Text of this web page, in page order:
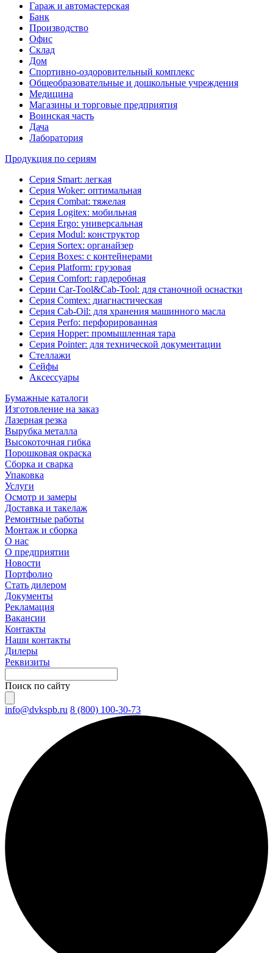
Гараж и автомастерская
Банк
Производство
Офис
Склад
Дом
Спортивно-оздоровительный комплекс
Общеобразовательные и дошкольные учреждения
Медицина
Магазины и торговые предприятия
Воинская часть
Дача
Лаборатория
Продукция по сериям
Серия Smart: легкая
Серия Woker: оптимальная
Серия Combat: тяжелая
Серия Logitex: мобильная
Серия Ergo: универсальная
Серия Modul: конструктор
Серия Sortex: органайзер
Серия Boxes: с контейнерами
Серия Platform: грузовая
Серия Comfort: гардеробная
Серии Car-Tool&Cab-Tool: для станочной оснастки
Серия Comtex: диагнастическая
Серия Cab-Oil: для хранения машинного масла
Серия Perfo: перфорированная
Серия Hopper: промышленная тара
Серия Pointer: для технической документации
Стеллажи
Сейфы
Аксессуары
Бумажные каталоги
Изготовление на заказ
Лазерная резка
Вырубка металла
Высокоточная гибка
Порошковая окраска
Сборка и сварка
Упаковка
Услуги
Осмотр и замеры
Доставка и такелаж
Ремонтные работы
Монтаж и сборка
О нас
О предприятии
Новости
Портфолио
Стать дилером
Документы
Рекламация
Вакансии
Контакты
Наши контакты
Дилеры
Реквизиты
Поиск по сайту
info@dvkspb.ru 8 (800) 100-30-73